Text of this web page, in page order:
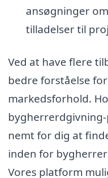
ansøgninger
tilladelser til
Ved at have flere
bedre forståelse
markedsforhold.
nemt for dig at
inden for
Vores platform